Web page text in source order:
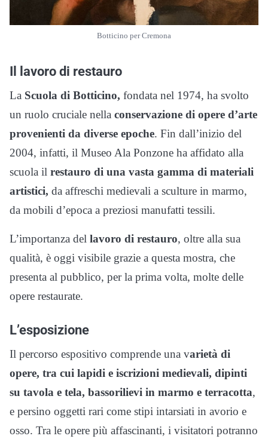
Botticino per Cremona
Il lavoro di restauro
La Scuola di Botticino, fondata nel 1974, ha svolto
un ruolo cruciale nella conservazione di opere d’arte
provenienti da diverse epoche. Fin dall’inizio del
2004, infatti, il Museo Ala Ponzone ha affidato alla
scuola il restauro di una vasta gamma di materiali
artistici, da affreschi medievali a sculture in marmo,
da mobili d’epoca a preziosi manufatti tessili.
L’importanza del lavoro di restauro, oltre alla sua
qualità, è oggi visibile grazie a questa mostra, che
presenta al pubblico, per la prima volta, molte delle
opere restaurate.
L’esposizione
Il percorso espositivo comprende una varietà di
opere, tra cui lapidi e iscrizioni medievali, dipinti
su tavola e tela, bassorilievi in marmo e terracotta,
e persino oggetti rari come stipi intarsiati in avorio e
osso. Tra le opere più affascinanti, i visitatori potranno